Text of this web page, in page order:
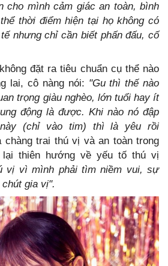
cho mình cảm giác an toàn, bình
thời điểm hiện tại họ không có
nhưng chỉ cần biết phấn đấu, cố
đặt ra tiêu chuẩn cụ thể nào
lai, cô nàng nói: "Gu thì thế nào
trọng giàu nghèo, lớn tuổi hay ít
động là được. Khi nào nó đập
(chỉ vào tim) thì là yêu rồi
chàng trai thú vị và an toàn trong
lại thiên hướng về yếu tố thú vị
vị vì mình phải tìm niềm vui, sự
gia vị".